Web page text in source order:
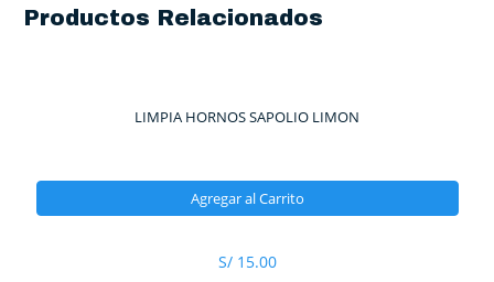
Productos Relacionados
LIMPIA HORNOS SAPOLIO LIMON
Agregar al Carrito
S/15.00